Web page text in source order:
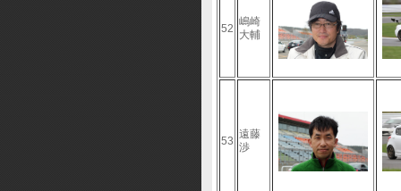
52
嶋崎
大輔
53
遠藤
渉